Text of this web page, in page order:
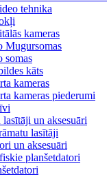
tehnika
kameras
Mugursomas
somas
kāts
kameras
kameras piederumi
un aksesuāri
lasītāji
un aksesuāri
planšetdatori